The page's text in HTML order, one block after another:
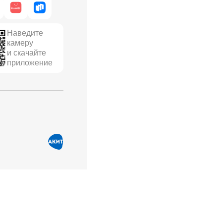
Наведите
камеру
и скачайте
приложение